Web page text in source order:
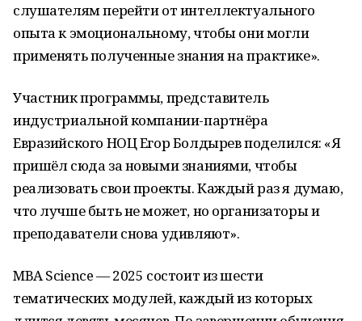
слушателям перейти от интеллектуального
опыта к эмоциональному, чтобы они могли
применять полученные знания на практике».
Участник программы, представитель
индустриальной компании-партнёра
Евразийского НОЦ Егор Болдырев поделился: «Я
пришёл сюда за новыми знаниями, чтобы
реализовать свои проекты. Каждый раз я думаю,
что лучше быть не может, но организаторы и
преподаватели снова удивляют».
MBA Science — 2025 состоит из шести
тематических модулей, каждый из которых